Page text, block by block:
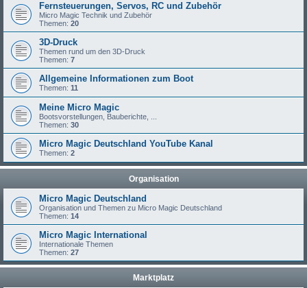
Fernsteuerungen, Servos, RC und Zubehör
Micro Magic Technik und Zubehör
Themen: 20
3D-Druck
Themen rund um den 3D-Druck
Themen: 7
Allgemeine Informationen zum Boot
Themen: 11
Meine Micro Magic
Bootsvorstellungen, Bauberichte, ...
Themen: 30
Micro Magic Deutschland YouTube Kanal
Themen: 2
Organisation
Micro Magic Deutschland
Organisation und Themen zu Micro Magic Deutschland
Themen: 14
Micro Magic International
Internationale Themen
Themen: 27
Marktplatz